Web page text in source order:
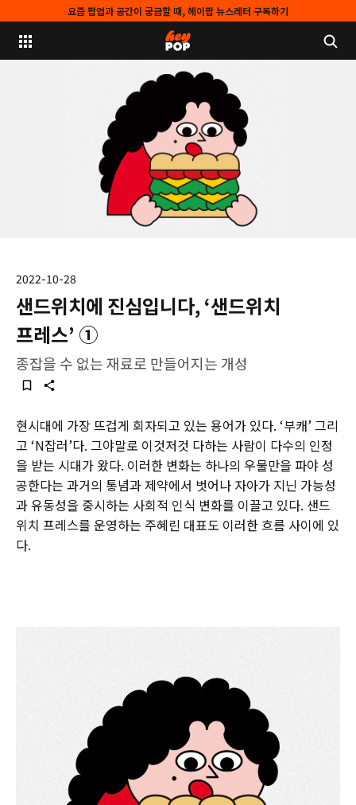
요즘 팝업과 공간이 궁금할 때, 헤이팝 뉴스레터 구독하기
2022-10-28
샌드위치에 진심입니다, ‘샌드위치
프레스’ ①
종잡을 수 없는 재료로 만들어지는 개성
현시대에 가장 뜨겁게 회자되고 있는 용어가 있다. ‘부캐’ 그리
고 ‘N잡러’다. 그야말로 이것저것 다하는 사람이 다수의 인정
을 받는 시대가 왔다. 이러한 변화는 하나의 우물만을 파야 성
공한다는 과거의 통념과 제약에서 벗어나 자아가 지닌 가능성
과 유동성을 중시하는 사회적 인식 변화를 이끌고 있다. 샌드
위치 프레스를 운영하는 주혜린 대표도 이러한 흐름 사이에 있
다.